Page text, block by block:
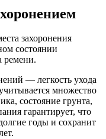
захоронения
состоянии
ремени.
— легкость ухода
множество
состояние грунта,
гарантирует, что
годы и сохранит